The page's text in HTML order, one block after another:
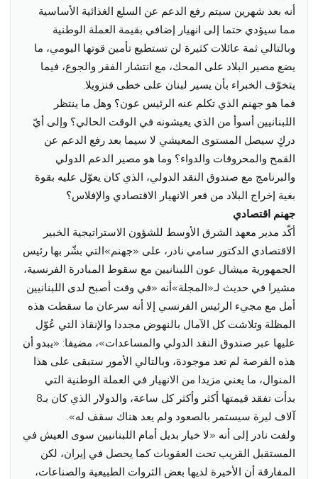
أنه بعد شهرين سيتم رفع الدعم عن السلع الغذائية الأساسية
مما سيؤدي حتما إلى انهيار إضافي بقيمة العملة الوطنية
وبالتالي ثمة عائلات كثيرة لن تستطيع تأمين قوتها اليومي، ما
يضع مصير البلاد على المحك، مع انتشار الفقر والجوع، فيما
يتخوّف الخبراء بأن يسير لبنان على خطى فنزويلا.
فما هو جهنم الذي تكلم عنه الرئيس عون؟ وهل ما ينتظر
اللبنانيين أسوأ من الذي يعيشونه في الوقت الحالي؟ وإلى أيّ
دركٍ سيصل المستوى المعيشي لا سيما بعد رفع الدعم عن
القمح والمحروقات والدواء؟ وما هو مصير الدعم الدولي
والبرنامج مع صندوق النقد الدولي، الذي كان يعوّل عليه بقوة
بغية إخراج البلاد من قعر الانهيار الاقتصادي والإفلاس؟
جهنم اقتصادي
أكّد مدير معهد الشرق الأوسط للشؤون الاستراتيجية الخبير
الاقتصادي الدكتور سامي نادر، على «جهنم»التي بشّر بها رئيس
الجمهورية ميشال عون اللبنانيين مع سقوط المبادرة الفرنسية،
مشيرا في حديث لـ«المجلة»أنه «في وقت أصبح لدى اللبنانيين
أمل مع مجيء الرئيس الفرنسي إلا أنه سرعان ما سقطت هذه
المظلة وتلاشت كل الآمال بالنهوض مجددا والإنقاذ التي عُوّل
عليها عبر صندوق النقد الدولي والمساعدات»، مضيفا: «يبدو أن
هذه الفرصة لم تعد موجودة، وبالتالي الأمور ستبقى على هذا
المنوال، ما يعني مزيدا من الانهيار في العملة الوطنية التي
بدأت تفقد قيمتها أكثر وأكثر كل ساعة، والدولار الذي كان بـ8
آلاف ليرة سيستمر بالصعود ولم يعد هناك سقف له».
ولفت نادر إلى أنه «لا خيار بديل أمام اللبنانيين سوى العيش في
المستقبل القريب تحت العقوبات كما يحصل في إيران، لكن
المفارقة أن الأخيرة لديها بعض الثروات الطبيعية والصناعات،